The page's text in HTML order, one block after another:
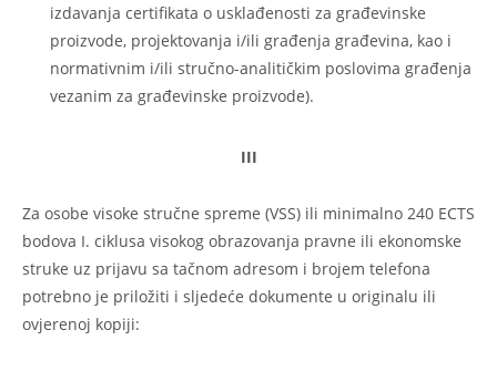
izdavanja certifikata o usklađenosti za građevinske
proizvode, projektovanja i/ili građenja građevina, kao i
normativnim i/ili stručno-analitičkim poslovima građenja
vezanim za građevinske proizvode).
III
Za osobe visoke stručne spreme (VSS) ili minimalno 240 ECTS
bodova I. ciklusa visokog obrazovanja pravne ili ekonomske
struke uz prijavu sa tačnom adresom i brojem telefona
potrebno je priložiti i sljedeće dokumente u originalu ili
ovjerenoj kopiji: